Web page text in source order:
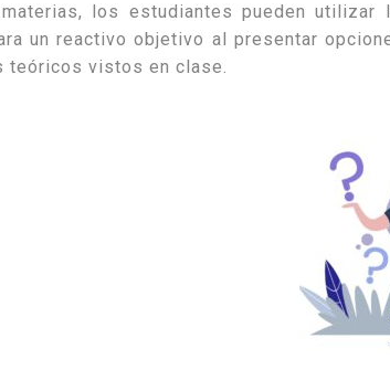
los estudiantes pueden
un reactivo objetivo al presentar
teóricos vistos en clase.